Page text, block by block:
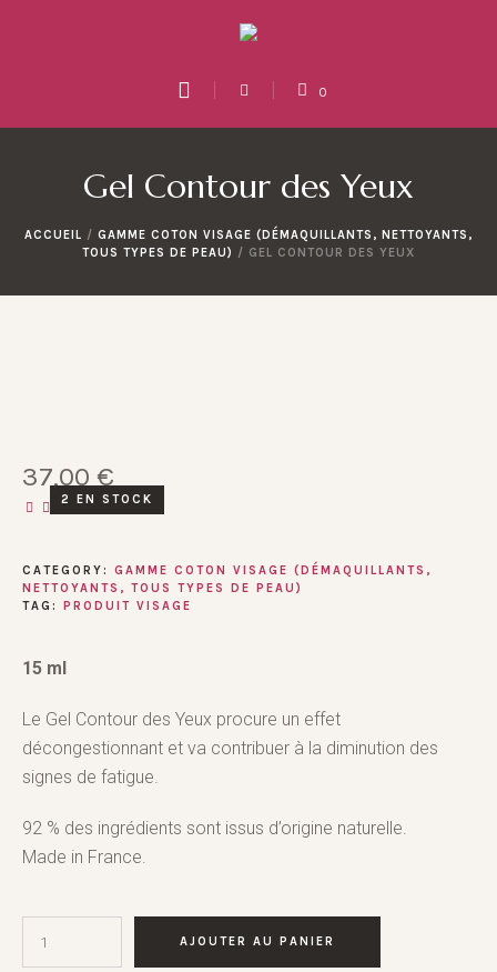
0
Gel Contour des Yeux
ACCUEIL / GAMME COTON VISAGE (DÉMAQUILLANTS, NETTOYANTS,
TOUS TYPES DE PEAU) / GEL CONTOUR DES YEUX
37,00 €
CATEGORY: GAMME COTON VISAGE (DÉMAQUILLANTS,
NETTOYANTS, TOUS TYPES DE PEAU)
TAG:
PRODUIT VISAGE
15 ml
Le Gel Contour des Yeux procure un effet
décongestionnant et va contribuer à la diminution des
signes de fatigue.
92 % des ingrédients sont issus d’origine naturelle.
Made in France.
2 EN STOCK
AJOUTER AU PANIER